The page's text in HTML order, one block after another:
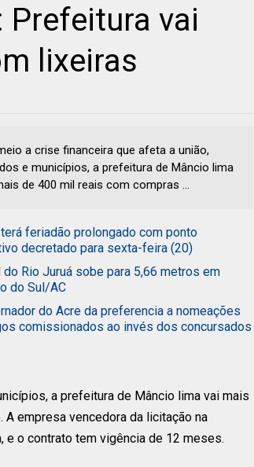
Prefeitura vai
lixeiras
a crise financeira que afeta a união,
e municípios, a prefeitura de Mâncio lima
de 400 mil reais com compras ...
feriadão prolongado com ponto
decretado para sexta-feira (20)
do Rio Juruá sobe para 5,66 metros em
do Sul/AC
do Acre da preferencia a nomeações
comissionados ao invés dos concursados
a prefeitura de Mâncio lima vai mais
empresa vencedora da licitação na
e o contrato tem vigência de 12 meses.